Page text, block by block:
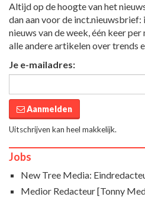
Altijd op de hoogte van het
dan aan voor de
nieuws van de week, één keer
alle andere artikelen over trends
Je e-mailadres:
Aanmelden
Uitschrijven kan heel makkelijk.
Jobs
New Tree Media:
Medior Redacteur [Tonny